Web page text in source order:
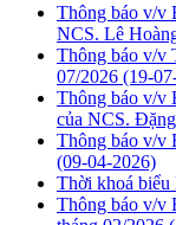
Thông báo v/v
NCS. Lê
Thông báo v/v
07/2026 (19-
Thông báo v/v
của NCS.
Thông báo v/v
(09-04-2026)
Thời khoá
Thông báo v/v